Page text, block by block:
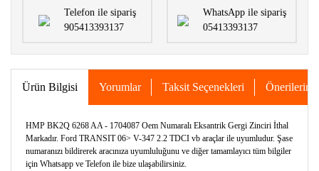
Telefon ile sipariş
905413393137
WhatsApp ile sipariş
05413393137
Ürün Bilgisi Yorumlar Taksit Seçenekleri Önerileriniz
HMP BK2Q 6268 AA - 1704087 Oem Numaralı Eksantrik Gergi Zinciri İthal
Markadır. Ford TRANSIT 06> V-347 2.2 TDCI vb araçlar ile uyumludur. Şase
numaranızı bildirerek aracınıza uyumluluğunu ve diğer tamamlayıcı tüm bilgiler
için Whatsapp ve Telefon ile bize ulaşabilirsiniz.